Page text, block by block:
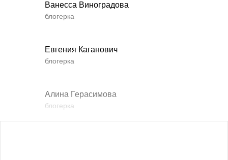
Ванесса Виноградова
блогерка
Евгения Каганович
блогерка
Алина Герасимова
блогерка